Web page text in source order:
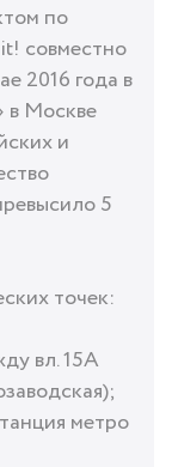
по
совместно
2016 года в
в Москве
и
5
точек:
вл. 15А
метро